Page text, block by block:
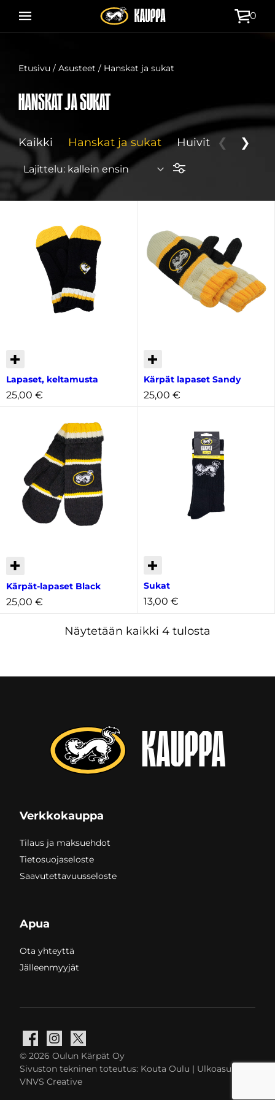
suoraan
sisältöön
0
Etusivu / Asusteet / Hanskat ja sukat
Hanskat ja sukat
Kaikki Hanskat ja sukat Huivit Laukut
❮ ❯
Lapaset, keltamusta
25,00 €
Kärpät lapaset Sandy
25,00 €
Kärpät-lapaset Black
25,00 €
Sukat
13,00 €
Näytetään kaikki 4 tulosta
Verkkokauppa
Tilaus ja maksuehdot
Tietosuojaseloste
Saavutettavuusseloste
Apua
Ota yhteyttä
Jälleenmyyjät
FacebookInstagram
X
© 2026 Oulun Kärpät Oy
Sivuston tekninen toteutus: Kouta Oulu | Ulkoasu:
VNVS Creative